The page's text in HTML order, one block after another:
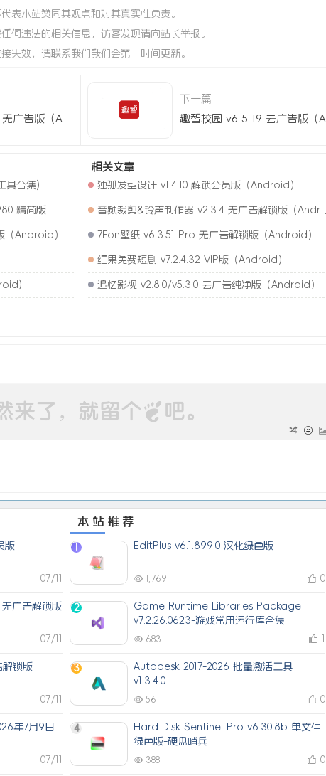
表本站赞同其观点和对其真实性负责。
何违法的相关信息，访客发现请向站长举报。
失效，请联系我们我们会第一时间更新。
下一篇
具合集)
精简版
（Android）
相关文章
独孤发型设计 v1.4.10 解锁会员版（Android）
音频裁剪&铃声制作器 v2.3.4 无广告解锁版（Android）
7Fon壁纸 v6.3.51 Pro 无广告解锁版（Android）
红果免费短剧 v7.2.4.32 VIP版（Android）
追忆影视 v2.8.0/v5.3.0 去广告纯净版（Android）
版
07/11
广告解锁版
07/11
解锁版
07/11
年7月9日
07/11
本站推荐
EditPlus v6.1.899.0 汉化绿色版
1,769 0
2
Game Runtime Libraries Package
v7.2.26.0623-游戏常用运行库合集
683
3
Autodesk 2017-2026 批量激活工具
v1.3.4.0
561 0
4
Hard Disk Sentinel Pro v6.30.8b 单文件
绿色版-硬盘哨兵
388 0